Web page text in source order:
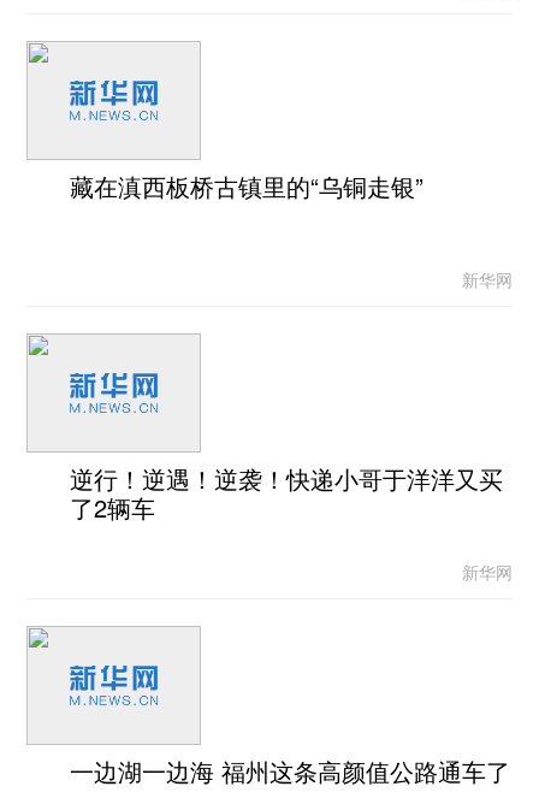
藏在滇西板桥古镇里的“乌铜走银”
新华网
逆行！逆遇！逆袭！快递小哥于洋洋又买
了2辆车
新华网
一边湖一边海 福州这条高颜值公路通车了